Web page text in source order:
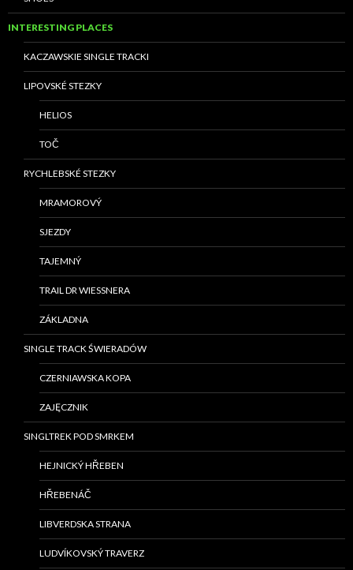
INTERESTING PLACES
KACZAWSKIE SINGLE TRACKI
LIPOVSKÉ STEZKY
HELIOS
TOČ
RYCHLEBSKÉ STEZKY
MRAMOROVÝ
SJEZDY
TAJEMNÝ
TRAIL DR WIESSNERA
ZÁKLADNA
SINGLE TRACK ŚWIERADÓW
CZERNIAWSKA KOPA
ZAJĘCZNIK
SINGLTREK POD SMRKEM
HEJNICKÝ HŘEBEN
HŘEBENÁČ
LIBVERDSKA STRANA
LUDVÍKOVSKÝ TRAVERZ